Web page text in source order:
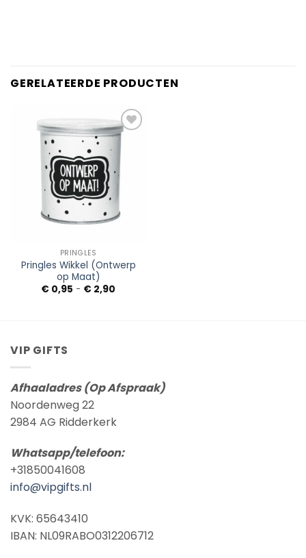
GERELATEERDE PRODUCTEN
Add to
Wishlist
PRINGLES
Pringles Wikkel (Ontwerp
op Maat)
€ 0,95 - € 2,90
VIP GIFTS
Afhaaladres (Op Afspraak)
Noordenweg 22
2984 AG Ridderkerk
Whatsapp/telefoon:
+31850041608
info@vipgifts.nl
KVK: 65643410
IBAN: NL09RABO0312206712